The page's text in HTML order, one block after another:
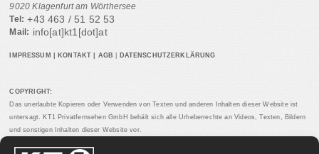
9020 Klagenfurt am Wörthersee
Tel: +43 463 / 51 52 53
Mail: info[at]kt1[dot]at
IMPRESSUM KONTAKT AGB DATENSCHUTZERKLÄRUNG
COPYRIGHT:
Das unerlaubte Kopieren oder Verwenden von Texten und anderen Inhalten dieser Website ist
untersagt. KT1 Privatfernsehen GmbH behält sich alle Urheberrechte an Videos, Texten, Bildern
und sonstigen Inhalten dieser Website vor.